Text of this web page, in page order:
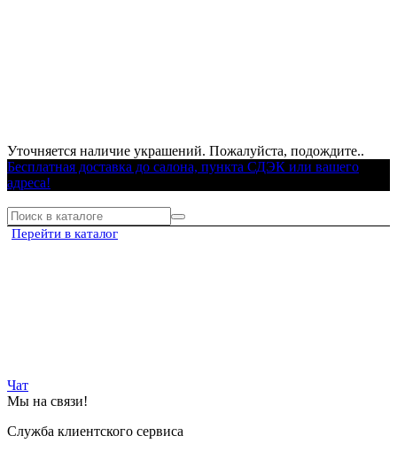
Уточняется наличие украшений. Пожалуйста, подождите..
Бесплатная доставка до салона, пункта СДЭК или вашего
адреса!
Перейти в каталог
Чат
Мы на связи!
Служба клиентского сервиса